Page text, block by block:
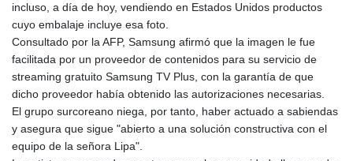
incluso, a día de hoy, vendiendo en Estados Unidos productos
cuyo embalaje incluye esa foto.
Consultado por la AFP, Samsung afirmó que la imagen le fue
facilitada por un proveedor de contenidos para su servicio de
streaming gratuito Samsung TV Plus, con la garantía de que
dicho proveedor había obtenido las autorizaciones necesarias.
El grupo surcoreano niega, por tanto, haber actuado a sabiendas
y asegura que sigue "abierto a una solución constructiva con el
equipo de la señora Lipa".